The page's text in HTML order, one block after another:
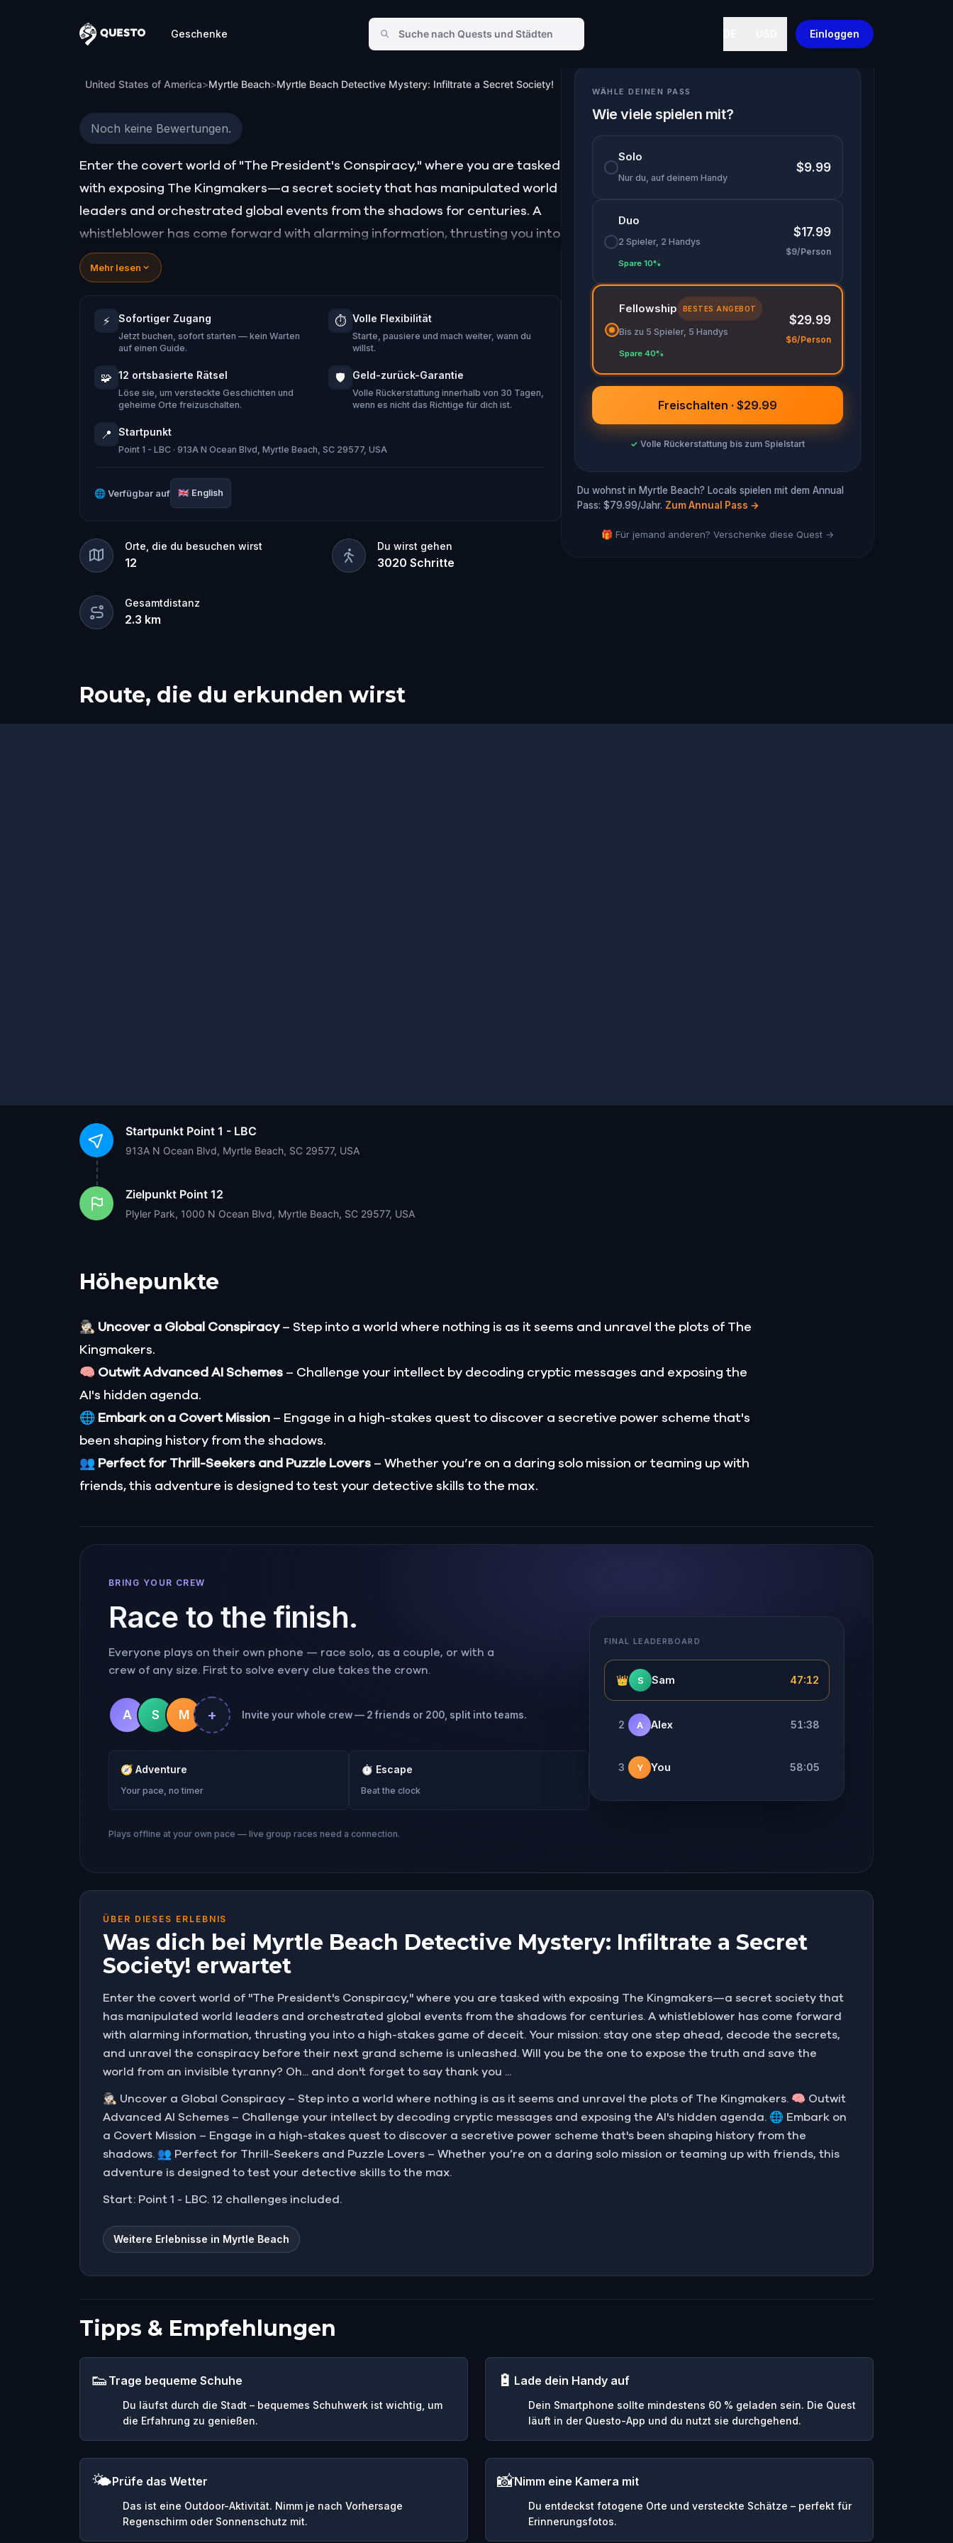
Questo
Geschenke Einloggen
Myrtle Beach Detective Mystery: Infiltrate a Secret Society!
United States of America>Myrtle Beach>Myrtle Beach Detective Mystery: Infiltrate a Secret Society!
Noch keine Bewertungen.
Enter the covert world of "The President's Conspiracy," where you are tasked
with exposing The Kingmakers—a secret society that has manipulated world
leaders and orchestrated global events from the shadows for centuries. A
whistleblower has come forward with alarming information, thrusting you into
a high-stakes game of deceit.
Your mission: stay one step ahead, decode the secrets, and unravel the
Will you be the one to expose the truth and save the world from an invisible
tyranny?
Oh... and don't forget to say
Mehr lesen
⚡ Sofortiger Zugang
Jetzt buchen, sofort starten — kein Warten
auf einen Guide.
⏱️ Volle Flexibilität
Starte, pausiere und mach weiter, wann du
willst.
🧩 12 ortsbasierte Rätsel
Löse sie, um versteckte Geschichten und
geheime Orte freizuschalten.
🛡️ Geld-zurück-Garantie
Volle Rückerstattung innerhalb von 30 Tagen,
wenn es nicht das Richtige für dich ist.
📍 Startpunkt
Point 1 - LBC · 913A N Ocean Blvd, Myrtle Beach, SC 29577, USA
🌐Verfügbar auf 🇬🇧 English
Orte, die du besuchen wirst
12
Du wirst gehen
3020 Schritte
Gesamtdistanz
2.3 km
WÄHLE DEINEN PASS
Wie viele spielen mit?
Solo
Nur du, auf deinem Handy
$9.99
Duo
2 Spieler, 2 Handys
Spare 10%
$17.99
$9/Person
Fellowship BESTES ANGEBOT
Bis zu 5 Spieler, 5 Handys
Spare 40%
$29.99
$6/Person
Freischalten · $29.99
✓ Volle Rückerstattung bis zum Spielstart
Du wohnst in Myrtle Beach? Locals spielen mit dem Annual
Pass: $79.99/Jahr. Zum Annual Pass →
🎁 Für jemand anderen? Verschenke diese Quest →
Route, die du erkunden wirst
Startpunkt Point 1 - LBC
913A N Ocean Blvd, Myrtle Beach, SC 29577, USA
Zielpunkt Point 12
Plyler Park, 1000 N Ocean Blvd, Myrtle Beach, SC 29577, USA
Höhepunkte
🕵🏻‍♂️ Uncover a Global Conspiracy– Step into a world where nothing is as it seems and unravel the plots of The
Kingmakers.
🧠 Outwit Advanced AI Schemes – Challenge your intellect by decoding cryptic messages and exposing the
AI's hidden agenda.
🌐 Embark on a Covert Mission – Engage in a high-stakes quest to discover a secretive power scheme that's
been shaping history from the shadows.
👥 Perfect for Thrill-Seekers and Puzzle Lovers – Whether you’re on a daring solo mission or teaming up with
friends, this adventure is designed to test your detective skills to the max.
BRING YOUR CREW
Race to the finish.
Everyone plays on their own phone — race solo, as a couple, or with a
crew of any size. First to solve every clue takes the crown.
A S M + Invite your whole crew — 2 friends or 200, split into teams.
🧭 Adventure
Your pace, no timer
⏱ Escape
Beat the clock
Plays offline at your own pace — live group races need a connection.
FINAL LEADERBOARD
👑 S Sam 47:12
2 A Alex 51:38
3 Y You 58:05
ÜBER DIESES ERLEBNIS
Was dich bei Myrtle Beach Detective Mystery: Infiltrate a Secret
Society! erwartet
Enter the covert world of "The President's Conspiracy," where you are tasked with exposing The Kingmakers—a secret society that
has manipulated world leaders and orchestrated global events from the shadows for centuries. A whistleblower has come forward
with alarming information, thrusting you into a high-stakes game of deceit. Your mission: stay one step ahead, decode the secrets,
and unravel the conspiracy before their next grand scheme is unleashed. Will you be the one to expose the truth and save the
world from an invisible tyranny? Oh... and don't forget to say thank you ...
🕵🏻‍♂️ Uncover a Global Conspiracy – Step into a world where nothing is as it seems and unravel the plots of The Kingmakers. 🧠 Outwit
Advanced AI Schemes – Challenge your intellect by decoding cryptic messages and exposing the AI's hidden agenda. 🌐 Embark on
a Covert Mission – Engage in a high-stakes quest to discover a secretive power scheme that's been shaping history from the
shadows. 👥 Perfect for Thrill-Seekers and Puzzle Lovers – Whether you’re on a daring solo mission or teaming up with friends, this
adventure is designed to test your detective skills to the max.
Start: Point 1 - LBC. 12 challenges included.
Weitere Erlebnisse in Myrtle Beach
Tipps & Empfehlungen
👟 Trage bequeme Schuhe
Du läufst durch die Stadt – bequemes Schuhwerk ist wichtig, um
die Erfahrung zu genießen.
🔋 Lade dein Handy auf
Dein Smartphone sollte mindestens 60 % geladen sein. Die Quest
läuft in der Questo-App und du nutzt sie durchgehend.
🌤️Prüfe das Wetter
Das ist eine Outdoor-Aktivität. Nimm je nach Vorhersage
Regenschirm oder Sonnenschutz mit.
📸Nimm eine Kamera mit
Du entdeckst fotogene Orte und versteckte Schätze – perfekt für
Erinnerungsfotos.